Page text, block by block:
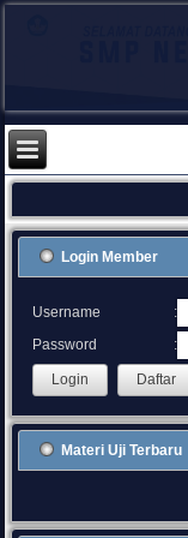
Login Member
Username
:
Password
:
Materi Uji Terbaru